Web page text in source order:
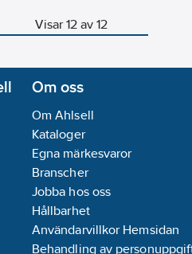
Visar 12 av 12
Om oss
Om Ahlsell
Kataloger
Egna märkesvaror
Branscher
Jobba hos oss
Hållbarhet
Användarvillkor Hemsidan
Behandling av